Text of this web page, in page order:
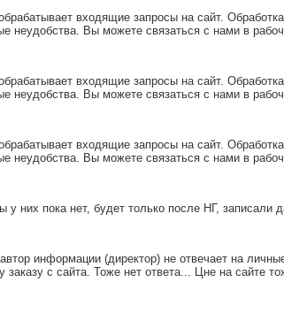
входящие запросы на сайт.
неудобства. Вы можете связаться с нами в
входящие запросы на сайт.
неудобства. Вы можете связаться с нами в
входящие запросы на сайт.
неудобства. Вы можете связаться с нами в
у них пока нет, будет только после НГ, записали
информации (директор) не отвечает на
с сайта. Тоже нет ответа... Цне на сайте